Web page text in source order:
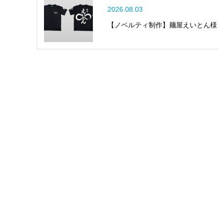
2026.08.03
【ノベルティ制作】麺屋えいとん